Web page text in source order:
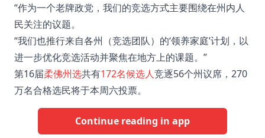
“作为一个老牌政党，我们的竞选方式主要围绕在州内人
民关注的议题。
“我们也推行来自各州（竞选团队）的‘领养家庭’计划，以
进一步优化竞选活动并聚焦在地方上的课题。”
第16届柔佛州选共有172名候选人竞逐56个州议席，270
万名合格选民将于本周六投票。
Continue reading in app